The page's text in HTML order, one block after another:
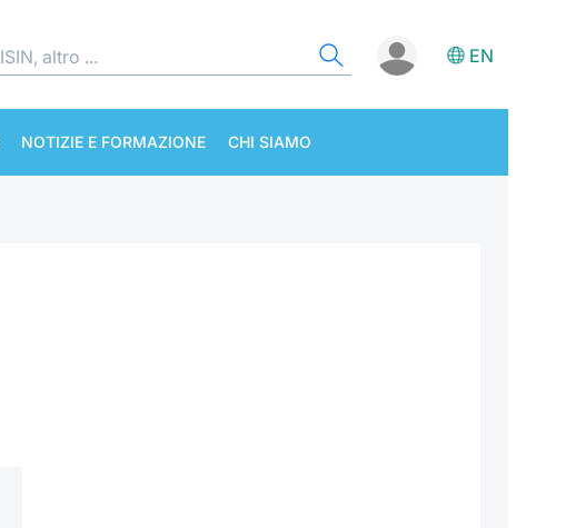
EN
NOTIZIE E FORMAZIONE CHI SIAMO